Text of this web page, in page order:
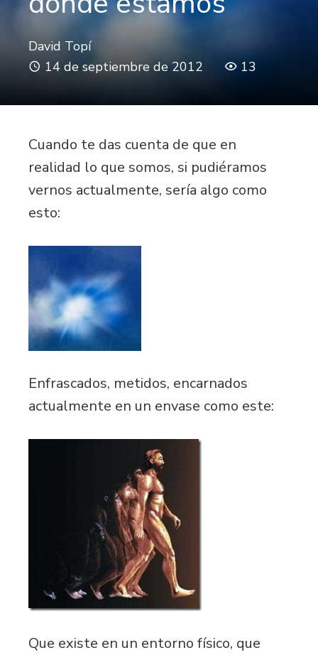
David Topí
14 de septiembre de 2012
13
Cuando te das cuenta de que en
realidad lo que somos, si pudiéramos
vernos actualmente, sería algo como
esto:
Enfrascados, metidos, encarnados
actualmente en un envase como este:
Que existe en un entorno físico, que